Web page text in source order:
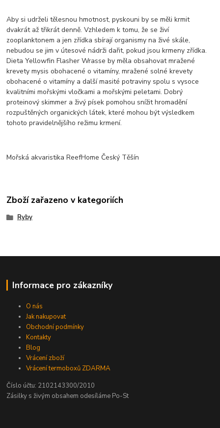
Aby si udrželi tělesnou hmotnost, pyskouni by se měli krmit
dvakrát až třikrát denně. Vzhledem k tomu, že se živí
zooplanktonem a jen zřídka sbírají organismy na živé skále,
nebudou se jim v útesové nádrži dařit, pokud jsou krmeny zřídka.
Dieta Yellowfin Flasher Wrasse by měla obsahovat mražené
krevety mysis obohacené o vitamíny, mražené solné krevety
obohacené o vitamíny a další masité potraviny spolu s vysoce
kvalitními mořskými vločkami a mořskými peletami. Dobrý
proteinový skimmer a živý písek pomohou snížit hromadění
rozpuštěných organických látek, které mohou být výsledkem
tohoto pravidelnějšího režimu krmení.
Mořská akvaristika ReefHome Český Těšín
Zboží zařazeno v kategoriích
Ryby
Informace pro zákazníky
O nás
Jak nakupovat
Obchodní podmínky
Kontakty
Blog
Vrácení zboží
Vrácení termoboxů ZDARMA
Číslo účtu: 2102143300/2010
Zásilky s živým obsahem odesíláme Po-St